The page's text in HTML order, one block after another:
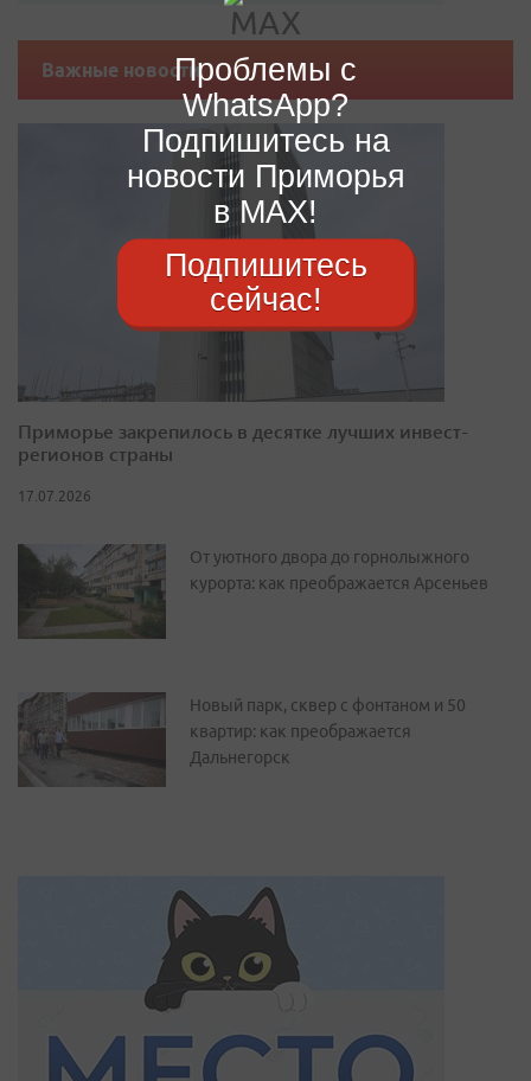
Важные новости
Приморье закрепилось в десятке лучших инвест-
регионов страны
17.07.2026
От уютного двора до горнолыжного
курорта: как преображается Арсеньев
Новый парк, сквер с фонтаном и 50
квартир: как преображается
Дальнегорск
Проблемы с
WhatsApp?
Подпишитесь на
новости Приморья
в MAX!
Подпишитесь
сейчас!